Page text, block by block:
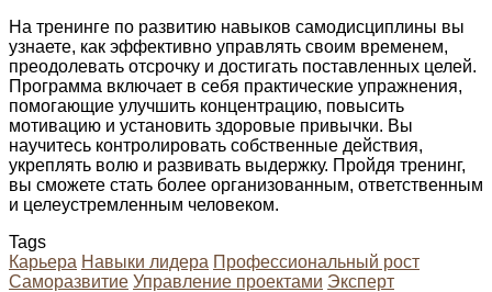
На тренинге по развитию навыков самодисциплины вы
узнаете, как эффективно управлять своим временем,
преодолевать отсрочку и достигать поставленных целей.
Программа включает в себя практические упражнения,
помогающие улучшить концентрацию, повысить
мотивацию и установить здоровые привычки. Вы
научитесь контролировать собственные действия,
укреплять волю и развивать выдержку. Пройдя тренинг,
вы сможете стать более организованным, ответственным
и целеустремленным человеком.
Tags
Карьера Навыки лидера Профессиональный рост
Саморазвитие Управление проектами Эксперт